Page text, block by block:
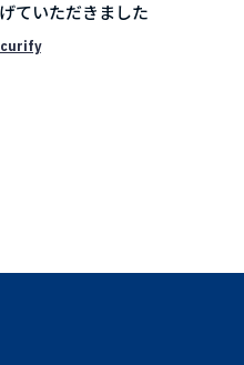
げていただきました